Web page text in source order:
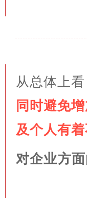
从总体上
同时避免
及个人有着
对企业方